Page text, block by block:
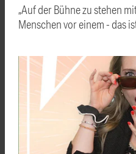
„Auf der Bühne zu stehen
Menschen vor einem - das